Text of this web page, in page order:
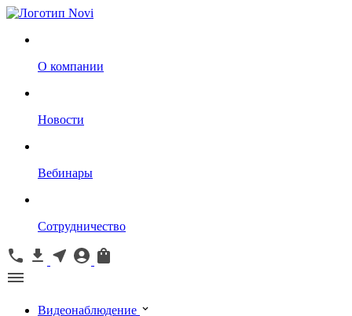
О компании
Новости
Вебинары
Сотрудничество
Видеонаблюдение